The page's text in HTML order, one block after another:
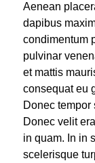
Aenean
dapibus
condimentum
pulvinar
et mattis
consequat eu
Donec tempor
Donec velit
in quam. In in
scelerisque